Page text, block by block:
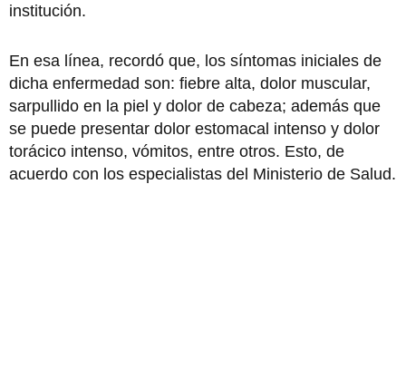
institución.
En esa línea, recordó que, los síntomas iniciales de
dicha enfermedad son: fiebre alta, dolor muscular,
sarpullido en la piel y dolor de cabeza; además que
se puede presentar dolor estomacal intenso y dolor
torácico intenso, vómitos, entre otros. Esto, de
acuerdo con los especialistas del Ministerio de Salud.